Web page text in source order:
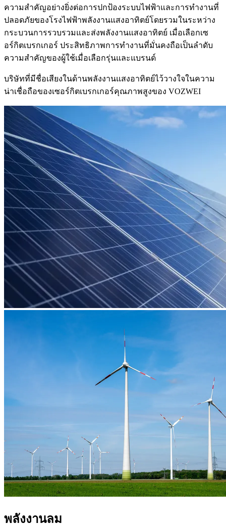
ความสำคัญอย่างยิ่งต่อการปกป้องระบบไฟฟ้าและการทำงานที่
ปลอดภัยของโรงไฟฟ้าพลังงานแสงอาทิตย์โดยรวมในระหว่าง
กระบวนการรวบรวมและส่งพลังงานแสงอาทิตย์ เมื่อเลือกเซ
อร์กิตเบรกเกอร์ ประสิทธิภาพการทำงานที่มั่นคงถือเป็นลำดับ
ความสำคัญของผู้ใช้เมื่อเลือกรุ่นและแบรนด์
บริษัทที่มีชื่อเสียงในด้านพลังงานแสงอาทิตย์ไว้วางใจในความ
น่าเชื่อถือของเซอร์กิตเบรกเกอร์คุณภาพสูงของ VOZWEI
พลังงานลม